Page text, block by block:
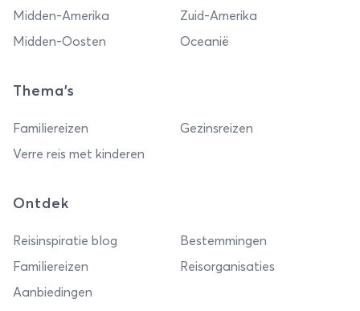
Midden-Amerika
Zuid-Amerika
Midden-Oosten
Oceanië
Thema's
Familiereizen
Gezinsreizen
Verre reis met kinderen
Ontdek
Reisinspiratie blog
Bestemmingen
Familiereizen
Reisorganisaties
Aanbiedingen